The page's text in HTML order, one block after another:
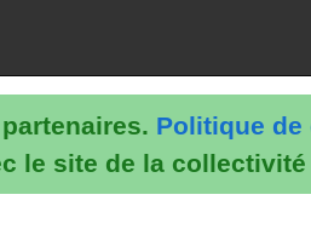
Politique
le site de la collectivité